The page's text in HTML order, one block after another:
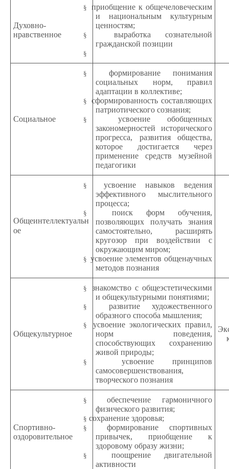
Духовно-
нравственное
§
приобщение к общечеловеческим
и национальным культурным
ценностям;
§
выработка сознательной
гражданской позиции
§
Социальное
§
формирование понимания
социальных норм, правил
адаптации в коллективе;
§
сформированность составляющих
патриотического сознания;
§
усвоение обобщенных
закономерностей исторического
прогресса, развития общества,
которое достигается через
применение средств музейной
педагогики
Общеинтеллектуальн
ое
§
усвоение навыков ведения
эффективного мыслительного
процесса;
§
поиск форм обучения,
позволяющих получать знания
самостоятельно, расширять
кругозор при воздействии с
окружающим миром;
§ усвоение элементов общенаучных
методов познания
Общекультурное
§
знакомство с общеэстетическими
и общекультурными понятиями;
§
развитие художественного
образного способа мышления;
§
усвоение экологических правил,
норм поведения,
способствующих сохранению
живой природы;
§
усвоение принципов
самосовершенствования,
творческого познания
Спортивно-
оздоровительное
§
обеспечение гармоничного
физического развития;
§ сохранение здоровья;
§
формирование спортивных
привычек, приобщение к
здоровому образу жизни;
§
поощрение двигательной
активности